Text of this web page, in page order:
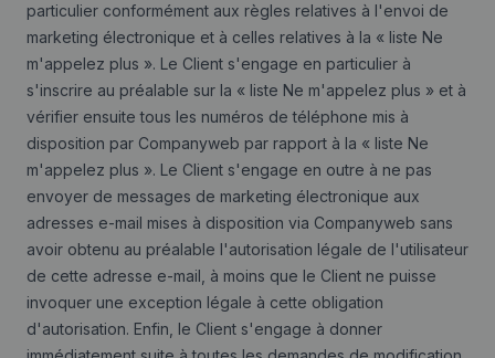
particulier conformément aux règles relatives à l'envoi de
marketing électronique et à celles relatives à la « liste Ne
m'appelez plus ». Le Client s'engage en particulier à
s'inscrire au préalable sur la « liste Ne m'appelez plus » et à
vérifier ensuite tous les numéros de téléphone mis à
disposition par Companyweb par rapport à la « liste Ne
m'appelez plus ». Le Client s'engage en outre à ne pas
envoyer de messages de marketing électronique aux
adresses e-mail mises à disposition via Companyweb sans
avoir obtenu au préalable l'autorisation légale de l'utilisateur
de cette adresse e-mail, à moins que le Client ne puisse
invoquer une exception légale à cette obligation
d'autorisation. Enfin, le Client s'engage à donner